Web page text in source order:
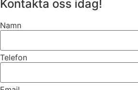
Kontakta oss idag!
Namn
Telefon